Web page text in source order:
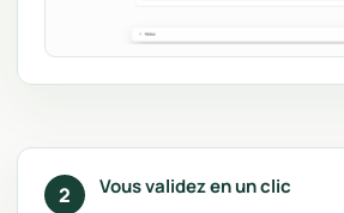
2 Vous validez en un clic